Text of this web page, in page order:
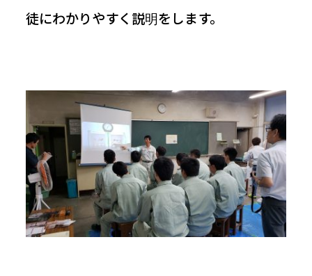
徒にわかりやすく説明をします。